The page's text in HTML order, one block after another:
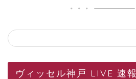
ヴィッセル神戸 LIVE 速報